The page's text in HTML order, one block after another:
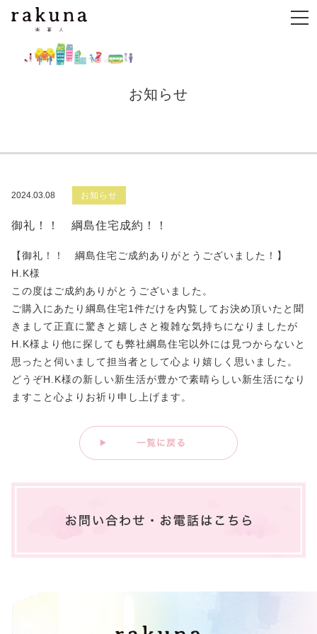
お知らせ
2024.03.08 お知らせ
御礼！！ 綱島住宅成約！！
【御礼！！ 綱島住宅ご成約ありがとうございました！】
H.K様
この度はご成約ありがとうございました。
ご購入にあたり綱島住宅1件だけを内覧してお決め頂いたと聞
きまして正直に驚きと嬉しさと複雑な気持ちになりましたが
H.K様より他に探しても弊社綱島住宅以外には見つからないと
思ったと伺いまして担当者として心より嬉しく思いました。
どうぞH.K様の新しい新生活が豊かで素晴らしい新生活になり
ますこと心よりお祈り申し上げます。